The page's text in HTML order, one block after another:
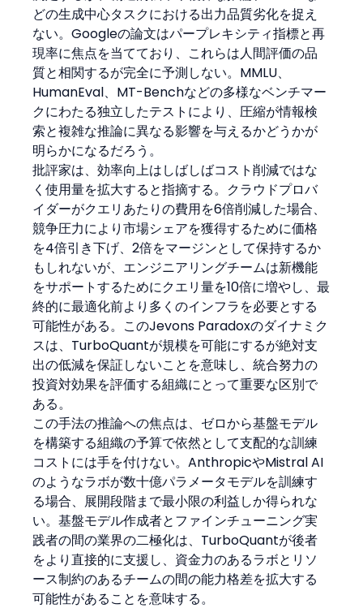
どの生成中心タスクにおける出力品質劣化を捉え
ない。Googleの論文はパープレキシティ指標と再
現率に焦点を当てており、これらは人間評価の品
質と相関するが完全に予測しない。MMLU、
HumanEval、MT-Benchなどの多様なベンチマー
クにわたる独立したテストにより、圧縮が情報検
索と複雑な推論に異なる影響を与えるかどうかが
明らかになるだろう。
批評家は、効率向上はしばしばコスト削減ではな
く使用量を拡大すると指摘する。クラウドプロバ
イダーがクエリあたりの費用を6倍削減した場合、
競争圧力により市場シェアを獲得するために価格
を4倍引き下げ、2倍をマージンとして保持するか
もしれないが、エンジニアリングチームは新機能
をサポートするためにクエリ量を10倍に増やし、最
終的に最適化前より多くのインフラを必要とする
可能性がある。このJevons Paradoxのダイナミク
スは、TurboQuantが規模を可能にするが絶対支
出の低減を保証しないことを意味し、統合努力の
投資対効果を評価する組織にとって重要な区別で
ある。
この手法の推論への焦点は、ゼロから基盤モデル
を構築する組織の予算で依然として支配的な訓練
コストには手を付けない。AnthropicやMistral AI
のようなラボが数十億パラメータモデルを訓練す
る場合、展開段階まで最小限の利益しか得られな
い。基盤モデル作成者とファインチューニング実
践者の間の業界の二極化は、TurboQuantが後者
をより直接的に支援し、資金力のあるラボとリソ
ース制約のあるチームの間の能力格差を拡大する
可能性があることを意味する。